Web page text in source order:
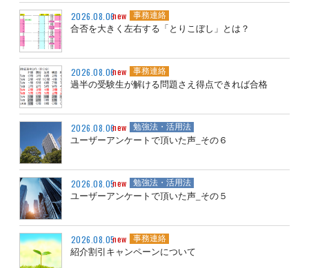
2026.08.06new 事務連絡
合否を大きく左右する「とりこぼし」とは？
2026.08.06new 事務連絡
過半の受験生が解ける問題さえ得点できれば合格
2026.08.06new 勉強法・活用法
ユーザーアンケートで頂いた声_その６
2026.08.05new 勉強法・活用法
ユーザーアンケートで頂いた声_その５
2026.08.05new 事務連絡
紹介割引キャンペーンについて